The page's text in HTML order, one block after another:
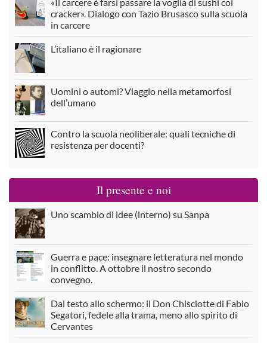
cracker». Dialogo con Tazio Brusasco sulla scuola
in carcere
L’italiano è il ragionare
Uomini o automi? Viaggio nella metamorfosi
dell’umano
Contro la scuola neoliberale: quali tecniche di
resistenza per docenti?
Il presente e noi
Uno scambio di idee (interno) su Sanpa
Guerra e pace: insegnare letteratura nel mondo
in conflitto. A ottobre il nostro secondo
convegno.
Dal testo allo schermo: il Don Chisciotte di Fabio
Segatori, fedele alla trama, meno allo spirito di
Cervantes